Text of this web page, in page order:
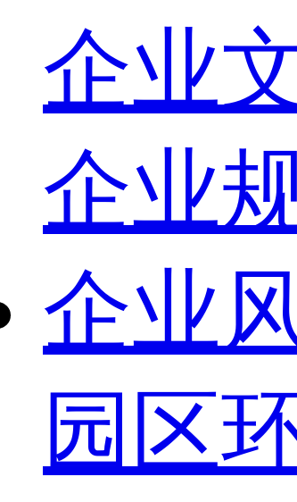
企业
企业
企业
园区